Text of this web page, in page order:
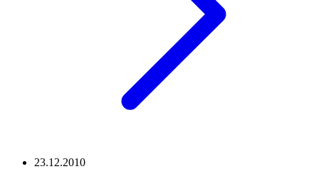
23.12.2010